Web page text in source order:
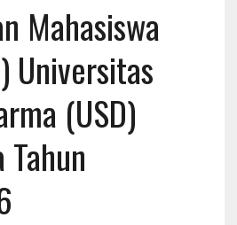
Mahasiswa
Universitas
(USD)